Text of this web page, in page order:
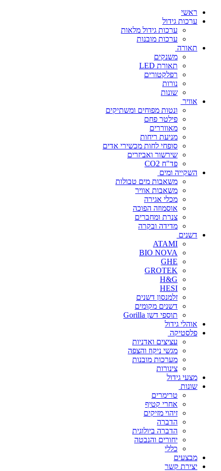
ראשי
ערכות גידול
ערכות גידול מלאות
ערכות מובנות
תאורה
משנקים
תאורת LED
רפלקטורים
נורות
שונות
אוויר
ונטות מפוחים ומשתיקים
פילטר פחם
מאווררים
מניעת ריחות
סופחי לחות מכשירי אדים
שירשור ואביזרים
פד"ח CO2
השקייה ומים
משאבות מים טבולות
משאבות אוויר
מכלי אגירה
אוסמוזה הפוכה
צנרת ומחברים
מדידה ובקרה
דשנים
ATAMI
BIO NOVA
GHE
GROTEK
H&G
HESI
זלמנסון דשנים
דשנים מקומים
תוספי דשן Gorilla
אוהלי גידול
פלסטיקה
עציצים ואדניות
מגשי ניקוז והצפה
מערכות מובנות
צינורות
מצעי גידול
שונות
טרימרים
אחרי קטיף
זיהוי מזיקים
הדברה
הדברה ביולוגית
יחורים והנבטה
כללי
מבצעים
יצירת קשר